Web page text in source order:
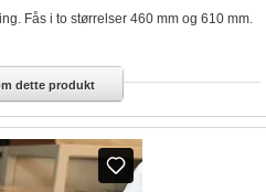
Fås i to størrelser 460 mm og 610 mm.
dette produkt